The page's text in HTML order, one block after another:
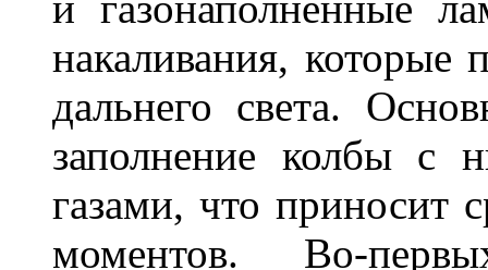
накаливания,
дальнего света.
заполнение колбы с
газами, что приносит
моментов. Во-